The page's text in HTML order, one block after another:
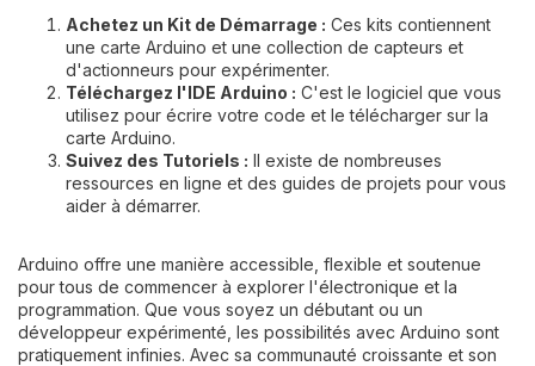
Achetez un Kit de Démarrage : Ces kits contiennent
une carte Arduino et une collection de capteurs et
d'actionneurs pour expérimenter.
Téléchargez l'IDE Arduino : C'est le logiciel que vous
utilisez pour écrire votre code et le télécharger sur la
carte Arduino.
Suivez des Tutoriels : Il existe de nombreuses
ressources en ligne et des guides de projets pour vous
aider à démarrer.
Arduino offre une manière accessible, flexible et soutenue
pour tous de commencer à explorer l'électronique et la
programmation. Que vous soyez un débutant ou un
développeur expérimenté, les possibilités avec Arduino sont
pratiquement infinies. Avec sa communauté croissante et son